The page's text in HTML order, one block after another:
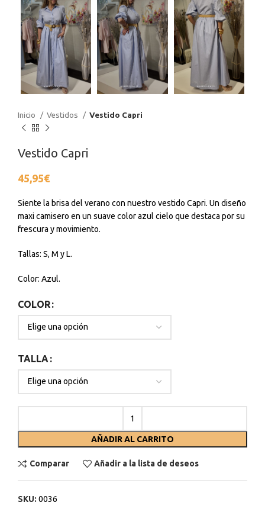
Inicio Vestidos Vestido Capri
Vestido Capri
45,95€
Siente la brisa del verano con nuestro vestido Capri. Un diseño
maxi camisero en un suave color azul cielo que destaca por su
frescura y movimiento.
Tallas: S, M y L.
Color: Azul.
COLOR
TALLA
AÑADIR AL CARRITO
Comparar Añadir a la lista de deseos
SKU: 0036